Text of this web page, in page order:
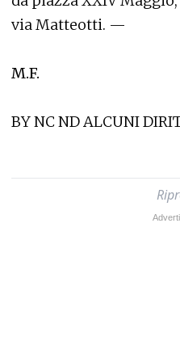
via Matteotti. —
M.F.
BY NC ND ALCUNI